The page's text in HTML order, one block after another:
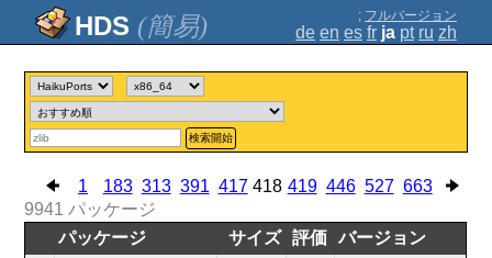
(簡易) ; フルバージョン
de en es fr ja pt ru zh
検索開始
1 183 313 391 417 418 419 446 527 663
9941 パッケージ
パッケージ
サイズ 評価 バージョン